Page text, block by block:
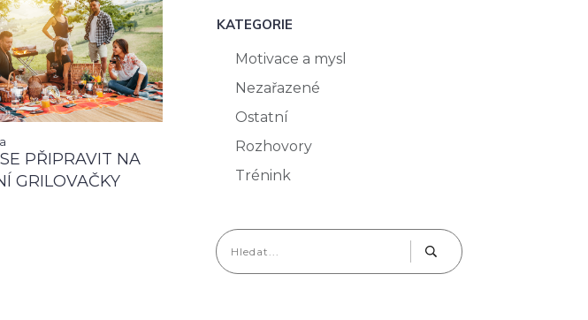
PŘIPRAVIT NA
GRILOVAČKY
KATEGORIE
Motivace a mysl
Nezařazené
Ostatní
Rozhovory
Trénink